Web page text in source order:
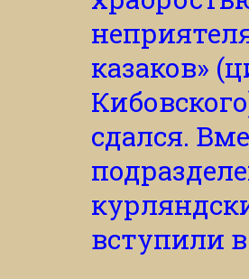
казаков»
сдался.
вступили